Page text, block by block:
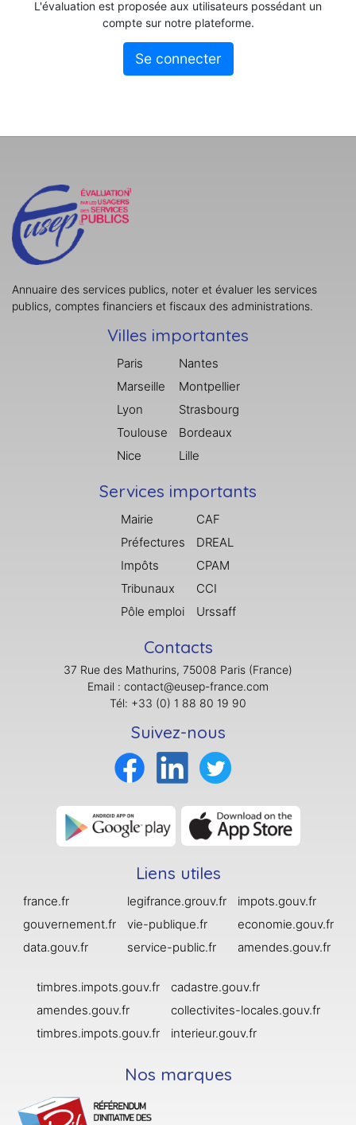
L'évaluation est proposée aux utilisateurs possédant un
compte sur notre plateforme.
Se connecter
Annuaire des services publics, noter et évaluer les services
publics, comptes financiers et fiscaux des administrations.
Villes importantes
Paris
Marseille
Lyon
Toulouse
Nice
Nantes
Montpellier
Strasbourg
Bordeaux
Lille
Services importants
Mairie
Préfectures
Impôts
Tribunaux
Pôle emploi
CAF
DREAL
CPAM
CCI
Urssaff
Contacts
37 Rue des Mathurins, 75008 Paris (France)
Email : contact@eusep-france.com
Tél: +33 (0) 1 88 80 19 90
Suivez-nous
Liens utiles
france.fr
gouvernement.fr
data.gouv.fr
legifrance.grouv.fr
vie-publique.fr
service-public.fr
impots.gouv.fr
economie.gouv.fr
amendes.gouv.fr
timbres.impots.gouv.fr
amendes.gouv.fr
timbres.impots.gouv.fr
cadastre.gouv.fr
collectivites-locales.gouv.fr
interieur.gouv.fr
Nos marques